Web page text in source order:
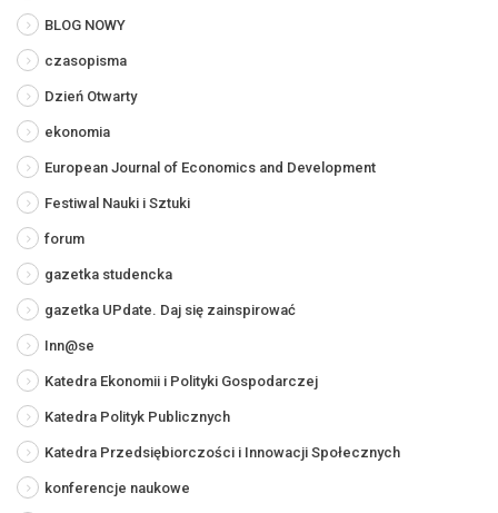
BLOG NOWY
czasopisma
Dzień Otwarty
ekonomia
European Journal of Economics and Development
Festiwal Nauki i Sztuki
forum
gazetka studencka
gazetka UPdate. Daj się zainspirować
Inn@se
Katedra Ekonomii i Polityki Gospodarczej
Katedra Polityk Publicznych
Katedra Przedsiębiorczości i Innowacji Społecznych
konferencje naukowe